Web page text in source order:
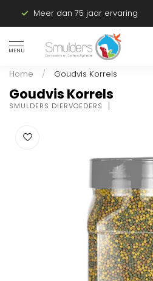
Meer dan 75 jaar ervaring
MENU
Home / Goudvis Korrels
Goudvis Korrels
SMULDERS DIERVOEDERS